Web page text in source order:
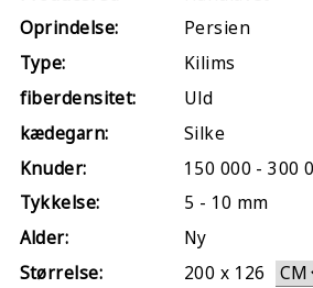
Oprindelse:
Persien
Type:
Kilims
fiberdensitet:
Uld
kædegarn:
Silke
Knuder:
150 000 - 300
Tykkelse:
5 - 10 mm
Alder:
Ny
Størrelse:
200 x 126